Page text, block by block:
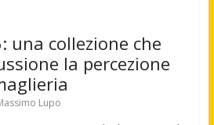
una collezione che
la percezione
Lupo